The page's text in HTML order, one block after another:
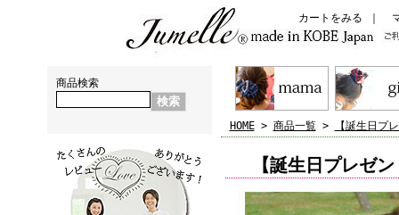
カートをみる
商品検索
HOME> 商品一覧> 【誕生日プ
【誕生日プレゼ